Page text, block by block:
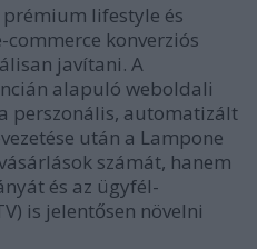
prémium lifestyle és
konverziós
javítani. A
alapuló weboldali
perszonális, automatizált
után a Lampone
számát, hanem
és az ügyfél-
is jelentősen növelni